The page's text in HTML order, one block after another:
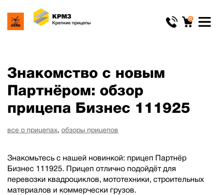
0
Знакомство с новым
Партнёром: обзор
прицепа Бизнес 111925
все о прицепах, обзоры прицепов
Знакомьтесь с нашей новинкой: прицеп Партнёр
Бизнес 111925. Прицеп отлично подойдёт для
перевозки квадроциклов, мототехники, строительных
материалов и коммерчески грузов.